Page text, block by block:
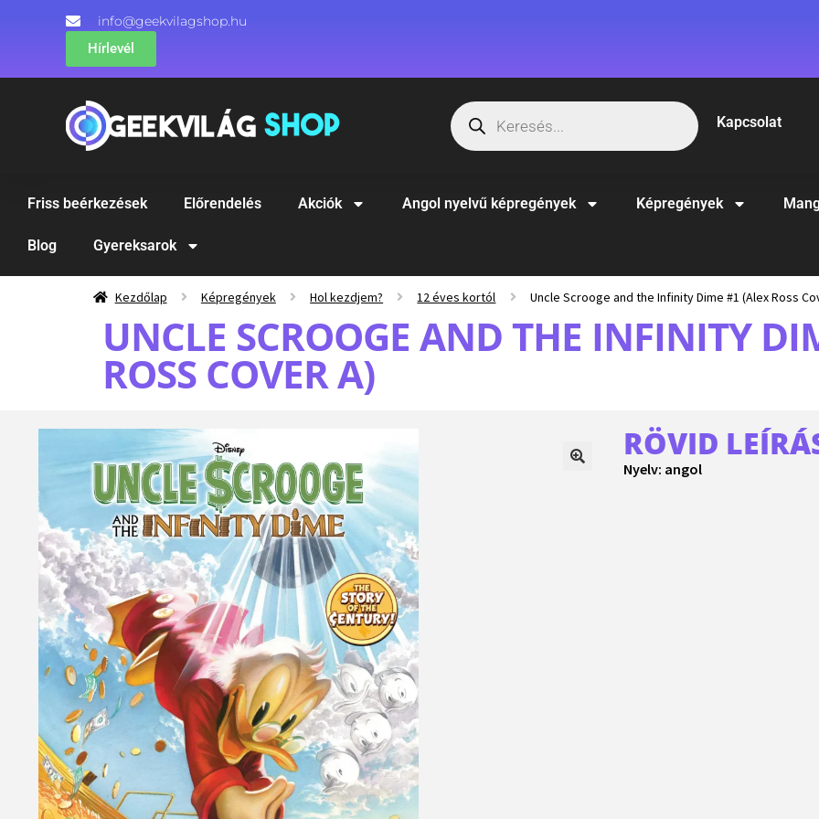
info@geekvilagshop.hu
Hírlevél
Kapcsolat
Friss beérkezések Előrendelés Akciók Angol nyelvű képregények Képregények
Blog Gyereksarok
Kezdőlap Képregények Hol kezdjem? 12 éves kortól Uncle Scrooge and the Infinity Dime #1 (Alex Ross
UNCLE SCROOGE AND THE INFINITY
ROSS COVER A)
RÖVID
Nyelv: angol